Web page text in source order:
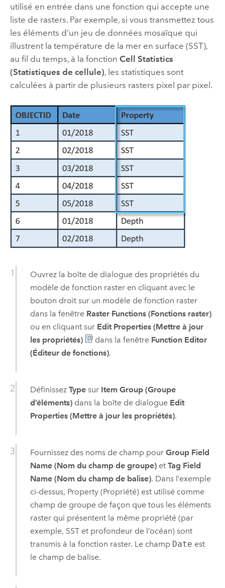
utilisé en entrée dans une fonction qui accepte une
liste de rasters. Par exemple, si vous transmettez tous
les éléments d’un jeu de données mosaïque qui
illustrent la température de la mer en surface (SST),
au fil du temps, à la fonction Cell Statistics
(Statistiques de cellule), les statistiques sont
calculées à partir de plusieurs rasters pixel par pixel.
Ouvrez la boîte de dialogue des propriétés du
modèle de fonction raster en cliquant avec le
bouton droit sur un modèle de fonction raster
dans la fenêtre Raster Functions (Fonctions raster)
ou en cliquant sur Edit Properties (Mettre à jour
les propriétés)
dans la fenêtre Function Editor
(Éditeur de fonctions).
Définissez Typesur Item Group (Groupe
d’éléments)dans la boîte de dialogue Edit
Properties (Mettre à jour les propriétés).
Fournissez des noms de champ pour Group Field
Name (Nom du champ de groupe)et Tag Field
Name (Nom du champ de balise). Dans l’exemple
ci-dessus, Property (Propriété) est utilisé comme
champ de groupe de façon que tous les éléments
raster qui présentent la même propriété (par
exemple, SST et profondeur de l’océan) sont
transmis à la fonction raster. Le champ Date est
le champ de balise.